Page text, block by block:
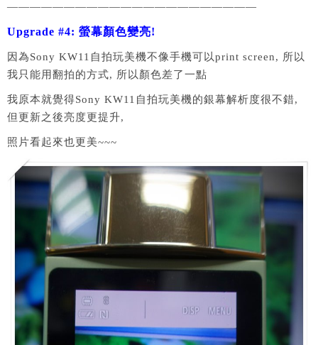
——————————————————————
Upgrade #4: 螢幕顏色變亮!
因為Sony KW11自拍玩美機不像手機可以print screen, 所以
我只能用翻拍的方式, 所以顏色差了一點
我原本就覺得Sony KW11自拍玩美機的銀幕解析度很不錯,
但更新之後亮度更提升,
照片看起來也更美~~~